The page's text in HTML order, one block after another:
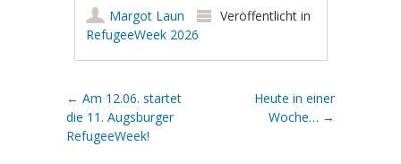
Margot Laun
Veröffentlicht in
RefugeeWeek 2026
Artikel-Navigation
← Am 12.06. startet
die 11. Augsburger
RefugeeWeek!
Heute in einer
Woche… →